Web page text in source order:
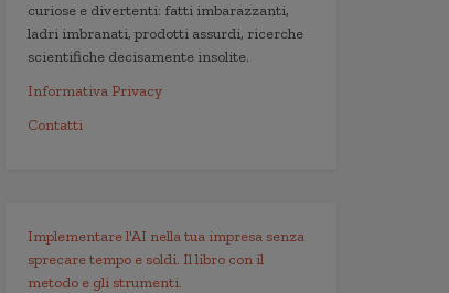
curiose e divertenti: fatti imbarazzanti,
ladri imbranati, prodotti assurdi, ricerche
scientifiche decisamente insolite.
Informativa Privacy
Contatti
Implementare l'AI nella tua impresa senza
sprecare tempo e soldi. Il libro con il
metodo e gli strumenti.